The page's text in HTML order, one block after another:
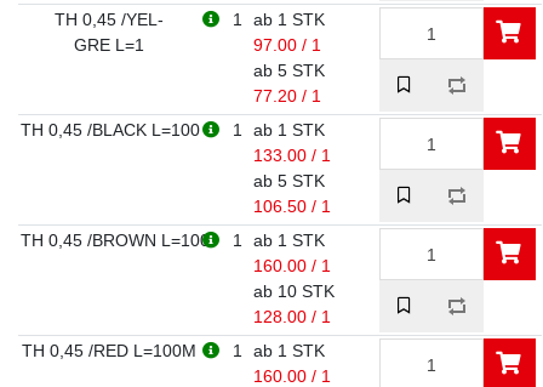
TH 0,45 /YEL-
GRE L=1
1
ab 1 STK
97.00 / 1
ab 5 STK
77.20 / 1
TH 0,45 /BLACK L=100
1
ab 1 STK
133.00 / 1
ab 5 STK
106.50 / 1
TH 0,45 /BROWN L=100
1
ab 1 STK
160.00 / 1
ab 10 STK
128.00 / 1
TH 0,45 /RED L=100M
1
ab 1 STK
160.00 / 1